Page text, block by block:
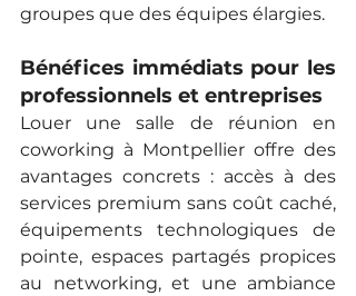
groupes que des équipes élargies.
Bénéfices immédiats pour les
professionnels et entreprises
Louer une salle de réunion en
coworking à Montpellier offre des
avantages concrets : accès à des
services premium sans coût caché,
équipements technologiques de
pointe, espaces partagés propices
au networking, et une ambiance